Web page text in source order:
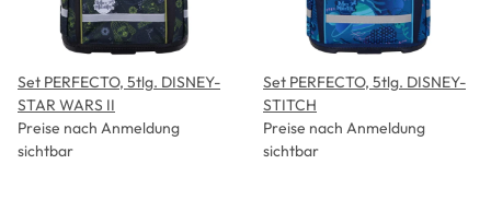
Set PERFECTO, 5tlg. DISNEY-
STAR WARS II
Preise nach Anmeldung
sichtbar
Set PERFECTO, 5tlg. DISNEY-
STITCH
Preise nach Anmeldung
sichtbar